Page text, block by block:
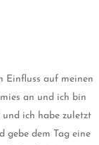
Einfluss auf meinen
an und ich bin
und ich habe zuletzt
gebe dem Tag eine